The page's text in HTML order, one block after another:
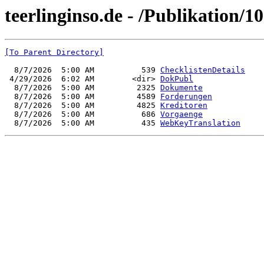
teerlinginso.de - /Publikation/
[To Parent Directory]
  8/7/2026  5:00 AM          539
ChecklistenDetails
4/29/2026  6:02 AM        <dir> DokPubl
  8/7/2026  5:00 AM         2325
Dokumente
  8/7/2026  5:00 AM         4589
Forderungen
  8/7/2026  5:00 AM         4825
Kreditoren
  8/7/2026  5:00 AM          686
Vorgaenge
  8/7/2026  5:00 AM          435
WebKeyTranslation